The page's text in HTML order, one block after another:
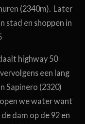
(2340m). Later
stad en shoppen in
highway 50
een lang
Sapinero (2320)
we water want
dam op de 92 en